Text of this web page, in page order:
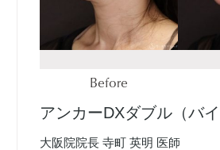
Before
アンカーDXダブル（バイ
大阪院院長 寺町 英明 医師